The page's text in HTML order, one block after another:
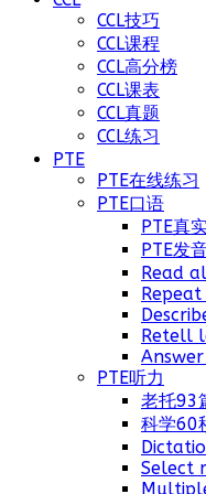
CCL技巧
CCL课程
CCL高分榜
CCL课表
CCL真题
CCL练习
PTE
PTE在线练习
PTE口语
PTE真
PTE发
Read
Retell
PTE听力
老托93
科学60
Select